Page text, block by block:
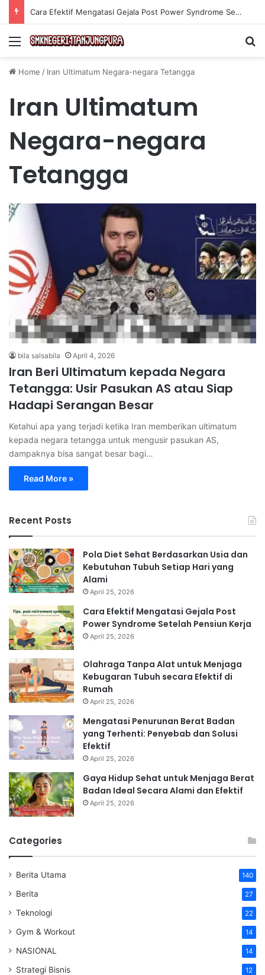
Cara Efektif Mengatasi Gejala Post Power Syndrome Setelah Pensiun Kerja
Menu
Home / Iran Ultimatum Negara-negara Tetangga
Iran Ultimatum
Negara-negara
Tetangga
bila salsabila April 4, 2026
Iran Beri Ultimatum kepada Negara
Tetangga: Usir Pasukan AS atau Siap
Hadapi Serangan Besar
Ketahui apa yang terjadi ketika Iran memberikan ultimatum
kepada negara tetangga untuk mengusir pasukan AS,
dampaknya bisa sangat besar bagi…
Read More »
Recent Posts
Pola Diet Sehat Berdasarkan Usia dan
Kebutuhan Tubuh Setiap Hari yang
Alami
April 25, 2026
Cara Efektif Mengatasi Gejala Post
Power Syndrome Setelah Pensiun Kerja
April 25, 2026
Olahraga Tanpa Alat untuk Menjaga
Kebugaran Tubuh secara Efektif di
Rumah
April 25, 2026
Mengatasi Penurunan Berat Badan
yang Terhenti: Penyebab dan Solusi
Efektif
April 25, 2026
Gaya Hidup Sehat untuk Menjaga Berat
Badan Ideal Secara Alami dan Efektif
April 25, 2026
Categories
Berita Utama 140
Berita 27
Teknologi 22
Gym & Workout 14
NASIONAL 14
Strategi Bisnis 12